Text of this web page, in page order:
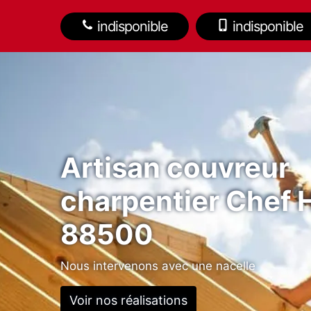
indisponible indisponible
Artisan couvreur
charpentier Chef
88500
Nous intervenons avec une nacelle
Voir nos réalisations